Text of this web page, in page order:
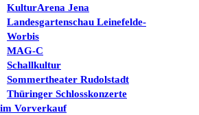
KulturArena Jena
Landesgartenschau Leinefelde-
Worbis
MAG-C
Schallkultur
Sommertheater Rudolstadt
Thüringer Schlosskonzerte
Vorverkauf